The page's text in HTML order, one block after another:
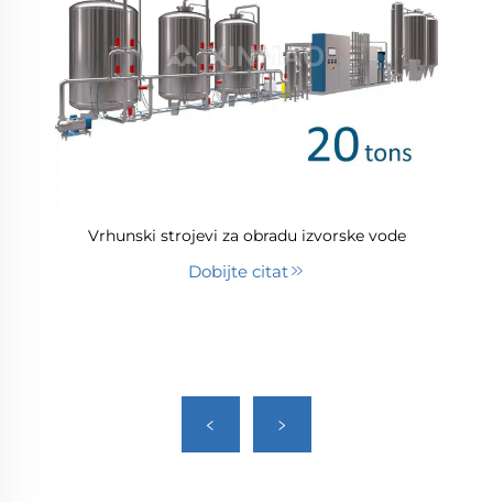
Vrhunski strojevi za obradu izvorske vode
Dobijte citat